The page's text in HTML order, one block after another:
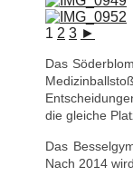
1 2 3 ►
Das
die gleiche
Das
Nach 2014